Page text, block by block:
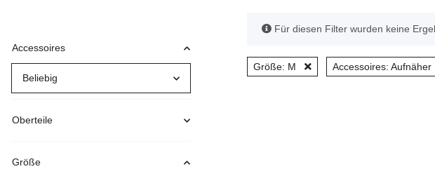
x Für diesen Filter wurden keine
Größe: M Accessoires: Aufnäher
Accessoires
Beliebig
Oberteile
Größe